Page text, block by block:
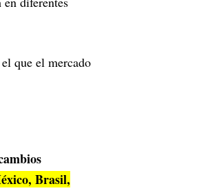
que el mercado
Brasil,